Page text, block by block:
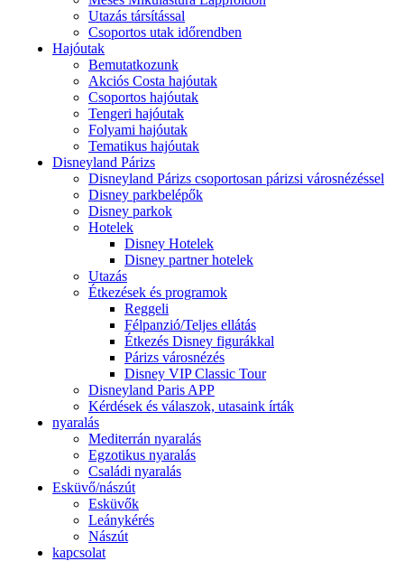
Utazás társítással
Csoportos utak időrendben
Hajóutak
Bemutatkozunk
Akciós Costa hajóutak
Csoportos hajóutak
Tengeri hajóutak
Folyami hajóutak
Tematikus hajóutak
Disneyland Párizs
Disneyland Párizs csoportosan párizsi városnézéssel
Disney parkbelépők
Disney parkok
Hotelek
Disney Hotelek
Disney partner hotelek
Utazás
Étkezések és programok
Reggeli
Félpanzió/Teljes ellátás
Étkezés Disney figurákkal
Párizs városnézés
Disney VIP Classic Tour
Disneyland Paris APP
Kérdések és válaszok, utasaink írták
nyaralás
Mediterrán nyaralás
Egzotikus nyaralás
Családi nyaralás
Esküvő/nászút
Esküvők
Leánykérés
Nászút
kapcsolat